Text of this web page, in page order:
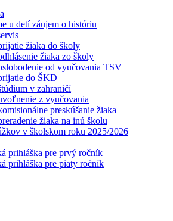
u detí záujem o históriu
žiaka do školy
žiaka zo školy
od vyučovania TSV
do ŠKD
v zahraničí
z vyučovania
preskúšanie žiaka
žiaka na inú školu
v školskom roku 2025/2026
prihláška pre prvý ročník
prihláška pre piaty ročník